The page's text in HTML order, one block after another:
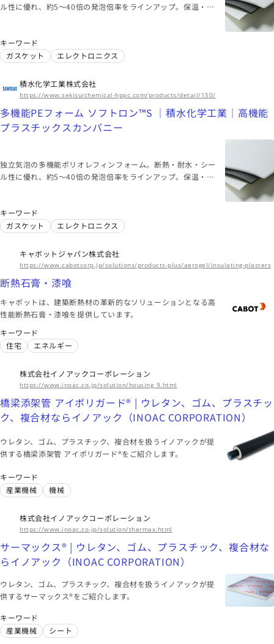
ル性に優れ、約5〜40倍の発泡倍率をラインアップ。保温・保
キーワード
ガスケット
エレクトロニクス
積水化学工業株式会社
https://www.sekisuichemical-hppc.com/products/detail/150/
多機能PEフォーム ソフトロン™S ｜積水化学工業｜高機能
プラスチックスカンパニー
独立気泡の多機能ポリオレフィンフォーム。断熱・耐水・シー
ル性に優れ、約5〜40倍の発泡倍率をラインアップ。保温・保
キーワード
ガスケット
エレクトロニクス
キャボットジャパン株式会社
https://www.cabotcorp.jp/solutions/products-plus/aerogel/insulating-plasters
断熱石膏・漆喰
キャボットは、建築断熱材の革新的なソリューションとなる高
性能断熱石膏・漆喰を提供しています。
キーワード
住宅
エネルギー
株式会社イノアックコーポレーション
https://www.inoac.co.jp/solution/housing_9.html
橋梁添架管 アイポリガード® | ウレタン、ゴム、プラスチッ
ク、複合材ならイノアック（INOAC CORPORATION）
ウレタン、ゴム、プラスチック、複合材を扱うイノアックが提
供する橋梁添架管 アイポリガード®をご紹介します。
キーワード
産業機械
機械
株式会社イノアックコーポレーション
https://www.inoac.co.jp/solution/thermax.html
サーマックス® | ウレタン、ゴム、プラスチック、複合材な
らイノアック（INOAC CORPORATION）
ウレタン、ゴム、プラスチック、複合材を扱うイノアックが提
供するサーマックス®をご紹介します。
キーワード
産業機械
シート